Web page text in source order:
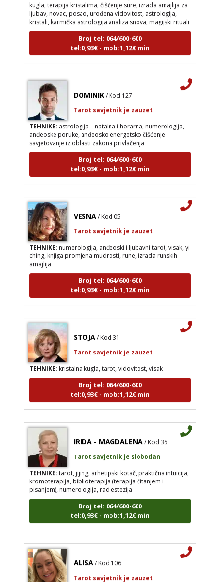
ljubav, novac, posao, urođena vidovitost, astrologija,
kristali, karmička astrologija analiza snova, magijski rituali
Broj tel: 064/600-600
tel:0,93€ - mob:1,12€ min
/ Kod 127
Tarot savjetnik je zauzet
TEHNIKE:astrologija – natalna i horarna, numerologija,
anđeoske poruke, anđeosko energetsko čišćenje
savjetovanje iz oblasti zakona privlačenja
Broj tel: 064/600-600
tel:0,93€ - mob:1,12€ min
/ Kod 05
Tarot savjetnik je zauzet
TEHNIKE:numerologija, anđeoski i ljubavni tarot, visak, yi
ching, knjiga promjena mudrosti, rune, izrada runskih
amajlija
Broj tel: 064/600-600
tel:0,93€ - mob:1,12€ min
/ Kod 31
Tarot savjetnik je zauzet
TEHNIKE:kristalna kugla, tarot, vidovitost, visak
Broj tel: 064/600-600
tel:0,93€ - mob:1,12€ min
/ Kod 36
Tarot savjetnik je slobodan
TEHNIKE:tarot, jijing, arhetipski kotač, praktična intuicija,
kromoterapija, biblioterapija (terapija čitanjem i
pisanjem), numerologija, radiestezija
Broj tel: 064/600-600
tel:0,93€ - mob:1,12€ min
/ Kod 106
Tarot savjetnik je zauzet